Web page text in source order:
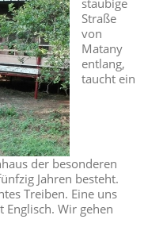
staubige
Straße
von
Matany
entlang,
taucht ein
der besonderen
Jahren besteht.
Treiben. Eine uns
Wir gehen